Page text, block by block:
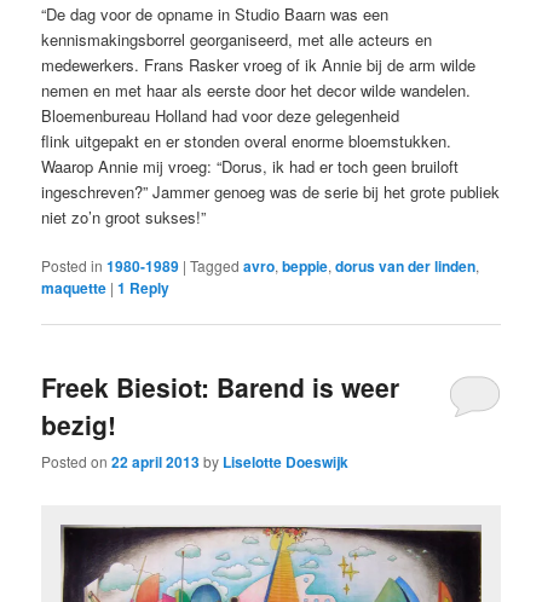
“De dag voor de opname in Studio Baarn was een
kennismakingsborrel georganiseerd, met alle acteurs en
medewerkers. Frans Rasker vroeg of ik Annie bij de arm wilde
nemen en met haar als eerste door het decor wilde wandelen.
Bloemenbureau Holland had voor deze gelegenheid
flink uitgepakt en er stonden overal enorme bloemstukken.
Waarop Annie mij vroeg: “Dorus, ik had er toch geen bruiloft
ingeschreven?” Jammer genoeg was de serie bij het grote publiek
niet zo’n groot sukses!”
Posted in 1980-1989 |Tagged avro,beppie,dorus van der linden,
maquette |1 Reply
Freek Biesiot: Barend is weer
bezig!
Posted on22 april 2013by Liselotte Doeswijk